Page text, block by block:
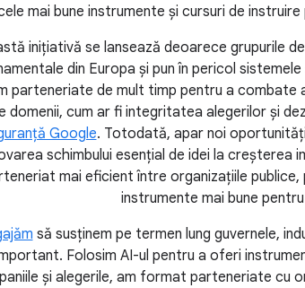
mai bune instrumente și cursuri de
inițiativă se lansează deoarece grupurile
din Europa și pun în pericol
parteneriate de mult timp pentru a combate
domenii, cum ar fi integritatea alegerilor și
Google. Totodată, apar noi
schimbului esențial de idei la creșterea
mai eficient între organizațiile
instrumente mai bune
să susținem pe termen lung guvernele,
Folosim AI-ul pentru a oferi
și alegerile, am format parteneriate cu